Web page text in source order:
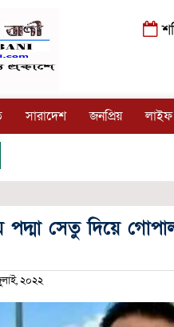
সারাদেশ জনপ্রিয়
সেতু দিয়ে
২০২২